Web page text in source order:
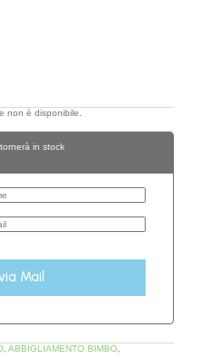
non è disponibile.
in stock
Mail
ABBIGLIAMENTO BIMBO